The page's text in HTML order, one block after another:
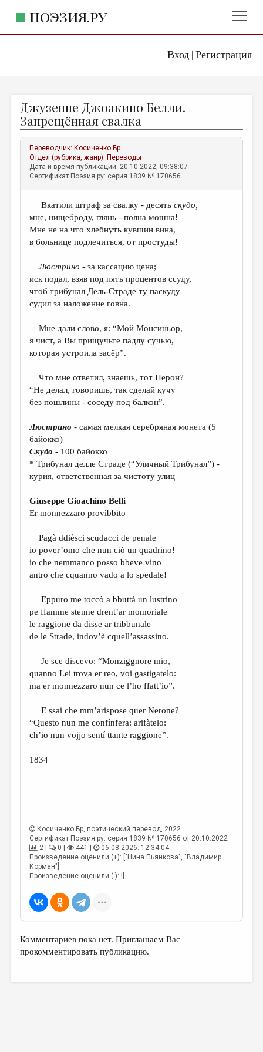
Вход| Регистрация
ПОЭЗИЯ.РУ
ЖАНРЫ
АВТОРЫ
КОММЕНТАРИИ
ЛИТСАЛОН
ПРАВИЛА САЙТА
ОТДЕЛЫ И РУБРИКИ
ДАЙДЖЕСТ
ПРОИЗВЕДЕНИЯ
КОНКУРСЫ
КНИЖНАЯ ПОЛКА
ОБЗОР ЛИТЕРАТУРЫ
СТРАНИЦЫ ПАМЯТИ
ОБЪЯВЛЕНИЯ
КОЛОНКА РЕДАКТОРА
ОТ РЕДАКЦИИ
ЭССЕИСТИКА
ЛИТЕРАТУРОВЕДЕНИЕ
ПУБЛИЦИСТИКА
РЕЦЕНЗИРОВАНИЕ
ТРЕДИАКОВСКИЙ
ВКОНТАКТЕ
Джузеппе Джоакино Белли.
Запрещённая свалка
Переводчик: Косиченко Бр
Отдел (рубрика, жанр): Переводы
Дата и время публикации: 20.10.2022, 09:38:07
Сертификат Поэзия.ру: серия 1839 № 170656
Вкатили штраф за свалку - десятьскудо,
мне, нищеброду, глянь - полна мошна!
Мне не на что хлебнуть кувшин вина,
в больнице подлечиться, от простуды!
Люстрино - за кассацию цена;
иск подал, взяв под пять процентов ссуду,
чтоб трибунал Дель-Страде ту паскуду
судил за наложение говна.
Мне дали слово, я: “Мой Монсиньор,
я чист, а Вы прищучьте падлу сучью,
которая устроила засёр”.
Что мне ответил, знаешь, тот Нерон?
“Не делал, говоришь, так сделай кучу
без пошлины - соседу под балкон”.
Люстрино - самая мелкая серебряная монета (5
байокко)
Скудо - 100 байокко
* Трибунал делле Страде (“Уличный Трибунал”) -
курия, ответственная за чистоту улиц
Giuseppe Gioachino Belli
Er monnezzaro provìbbito
Pagà ddièsci scudacci de penale
io pover’omo che nun ciò un quadrino!
io che nemmanco posso bbeve vino
antro che cquanno vado a lo spedale!
Eppuro me toccò a bbuttà un lustrino
pe ffamme stenne drent’ar momoriale
le raggione da disse ar tribbunale
de le Strade, indov’è cquell’assassino.
Je sce discevo: “Monziggnore mio,
quanno Lei trova er reo, voi gastigatelo:
ma er monnezzaro nun ce l’ho ffatt’io”.
E ssai che mm’arispose quer Nerone?
“Questo nun me confínfera: arifàtelo:
ch’io nun vojjo sentí ttante raggione”.
1834
Косиченко Бр, поэтический перевод, 2022
Сертификат Поэзия.ру: серия 1839 № 170656 от 20.10.2022
2 |
0 | 441 |
06.08.2026. 12:34:04
Произведение оценили (+): ["Нина Пьянкова", "Владимир
Корман"]
Произведение оценили (-): []
Комментариев пока нет. Приглашаем Вас
прокомментировать публикацию.